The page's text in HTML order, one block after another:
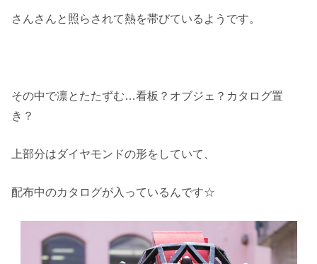
さんさんと照らされて熱を帯びているようです。
その中で凛とたたずむ…看板？オブジェ？カタログ置
き？
上部分はダイヤモンドの形をしていて、
配布中のカタログが入っているんです☆